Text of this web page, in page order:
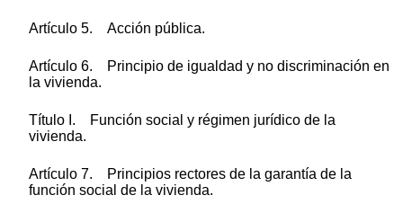
Artículo 5. Acción pública.
Artículo 6. Principio de igualdad y no discriminación en
la vivienda.
Título I. Función social y régimen jurídico de la
vivienda.
Artículo 7. Principios rectores de la garantía de la
función social de la vivienda.